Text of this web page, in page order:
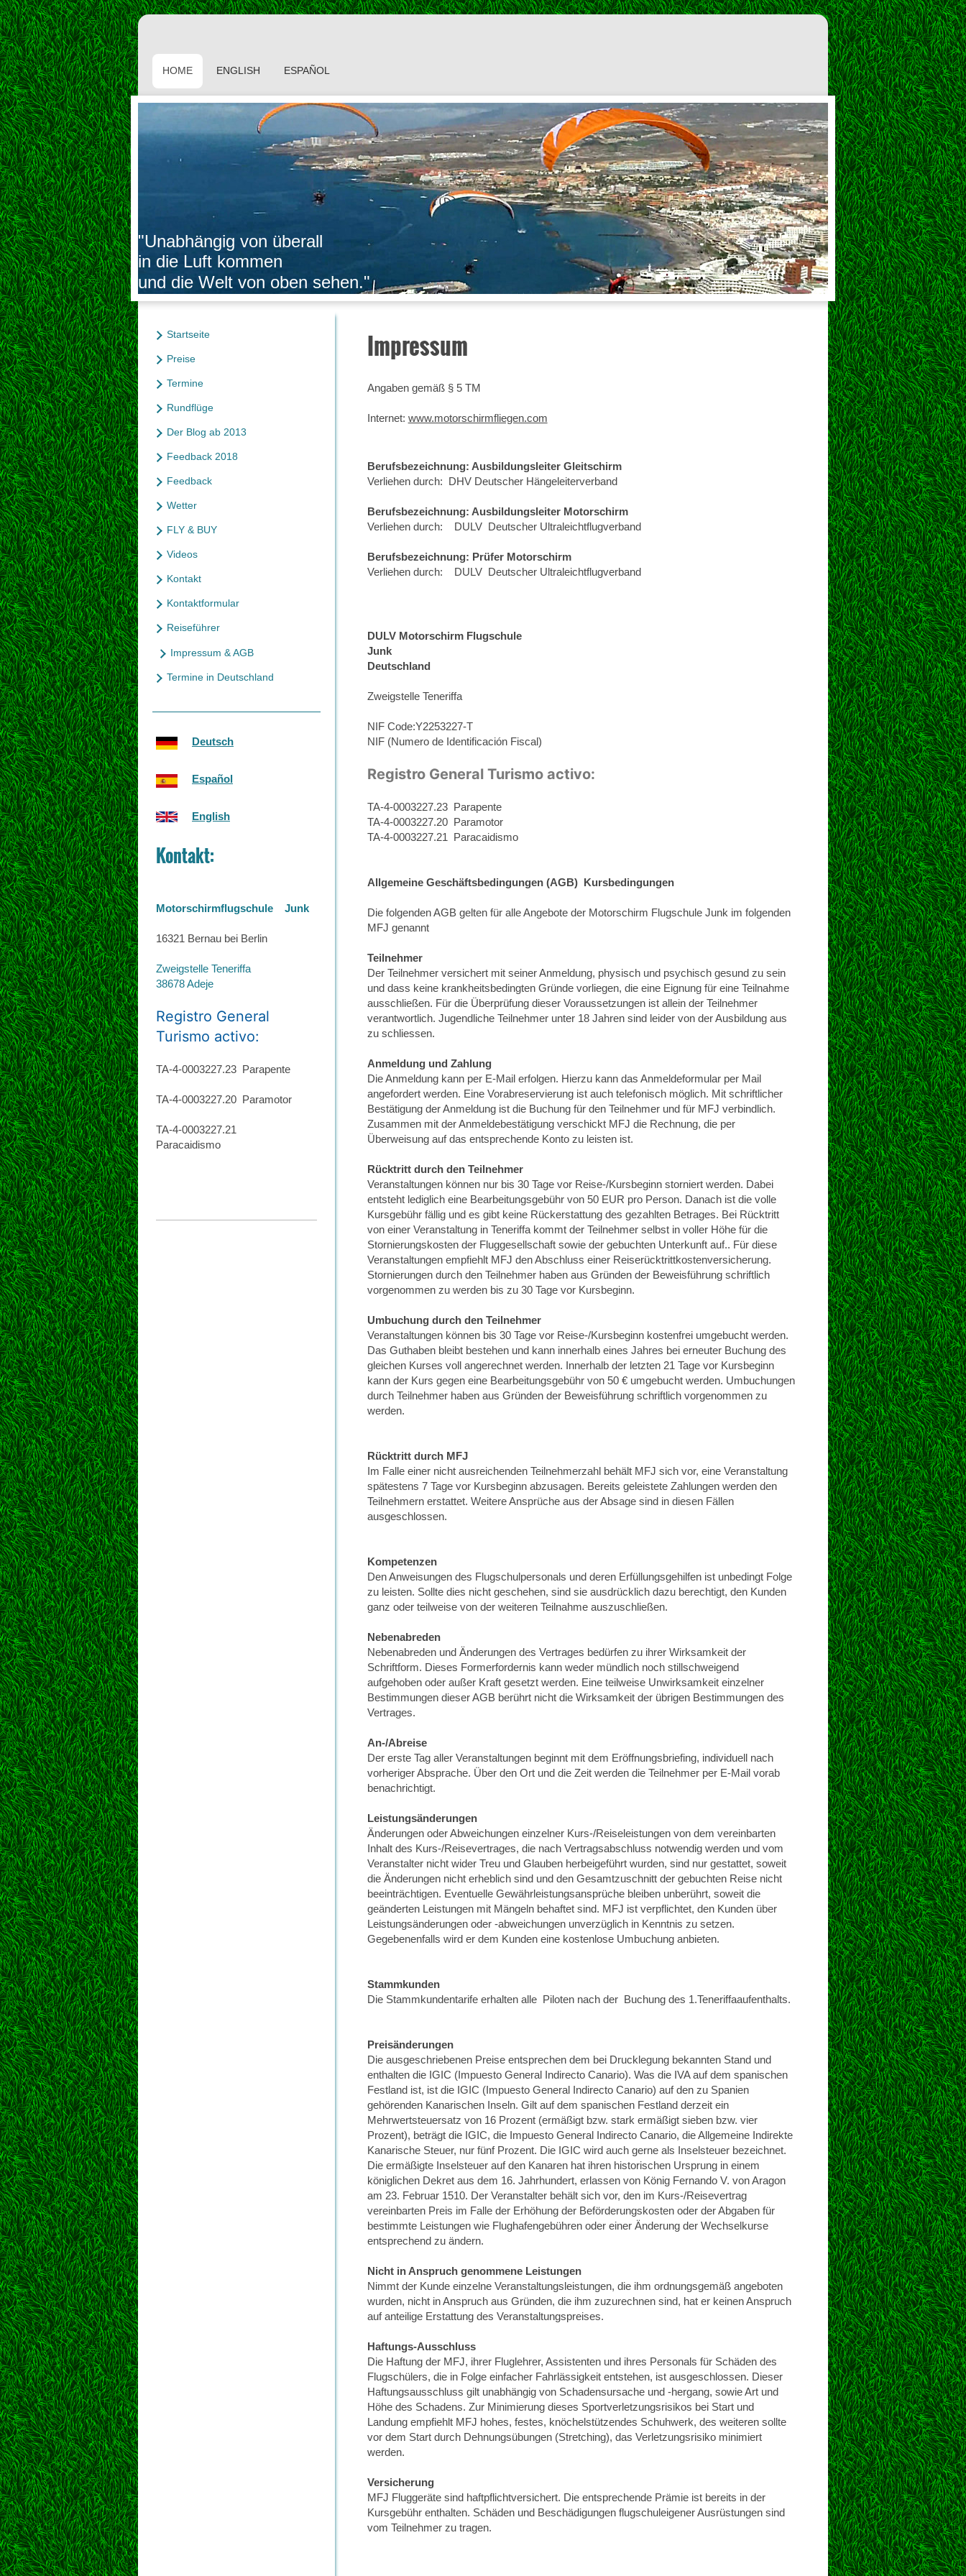
HOME ENGLISH ESPAÑOL
"Unabhängig von überall
in die Luft kommen
und die Welt von oben sehen."
Impressum
Angaben gemäß § 5 TM
Internet: www.motorschirmfliegen.com
Berufsbezeichnung: Ausbildungsleiter Gleitschirm
Verliehen durch: DHV Deutscher Hängeleiterverband
Berufsbezeichnung: Ausbildungsleiter Motorschirm
Verliehen durch: DULV Deutscher Ultraleichtflugverband
Berufsbezeichnung: Prüfer Motorschirm
Verliehen durch: DULV Deutscher Ultraleichtflugverband
DULV Motorschirm Flugschule
Junk
Deutschland
Zweigstelle Teneriffa
NIF Code:Y2253227-T
NIF (Numero de Identificación Fiscal)
Registro General Turismo activo:
TA-4-0003227.23 Parapente
TA-4-0003227.20 Paramotor
TA-4-0003227.21 Paracaidismo
Allgemeine Geschäftsbedingungen (AGB) Kursbedingungen
Die folgenden AGB gelten für alle Angebote der Motorschirm Flugschule Junk im folgenden
MFJ genannt
Teilnehmer
Der Teilnehmer versichert mit seiner Anmeldung, physisch und psychisch gesund zu sein
und dass keine krankheitsbedingten Gründe vorliegen, die eine Eignung für eine Teilnahme
ausschließen. Für die Überprüfung dieser Voraussetzungen ist allein der Teilnehmer
verantwortlich. Jugendliche Teilnehmer unter 18 Jahren sind leider von der Ausbildung aus
zu schliessen.
Anmeldung und Zahlung
Die Anmeldung kann per E-Mail erfolgen. Hierzu kann das Anmeldeformular per Mail
angefordert werden. Eine Vorabreservierung ist auch telefonisch möglich. Mit schriftlicher
Bestätigung der Anmeldung ist die Buchung für den Teilnehmer und für MFJ verbindlich.
Zusammen mit der Anmeldebestätigung verschickt MFJ die Rechnung, die per
Überweisung auf das entsprechende Konto zu leisten ist.
Rücktritt durch den Teilnehmer
Veranstaltungen können nur bis 30 Tage vor Reise-/Kursbeginn storniert werden. Dabei
entsteht lediglich eine Bearbeitungsgebühr von 50 EUR pro Person. Danach ist die volle
Kursgebühr fällig und es gibt keine Rückerstattung des gezahlten Betrages. Bei Rücktritt
von einer Veranstaltung in Teneriffa kommt der Teilnehmer selbst in voller Höhe für die
Stornierungskosten der Fluggesellschaft sowie der gebuchten Unterkunft auf.. Für diese
Veranstaltungen empfiehlt MFJ den Abschluss einer Reiserücktrittkostenversicherung.
Stornierungen durch den Teilnehmer haben aus Gründen der Beweisführung schriftlich
vorgenommen zu werden bis zu 30 Tage vor Kursbeginn.
Umbuchung durch den Teilnehmer
Veranstaltungen können bis 30 Tage vor Reise-/Kursbeginn kostenfrei umgebucht werden.
Das Guthaben bleibt bestehen und kann innerhalb eines Jahres bei erneuter Buchung des
gleichen Kurses voll angerechnet werden. Innerhalb der letzten 21 Tage vor Kursbeginn
kann der Kurs gegen eine Bearbeitungsgebühr von 50 € umgebucht werden. Umbuchungen
durch Teilnehmer haben aus Gründen der Beweisführung schriftlich vorgenommen zu
werden.
Rücktritt durch MFJ
Im Falle einer nicht ausreichenden Teilnehmerzahl behält MFJ sich vor, eine Veranstaltung
spätestens 7 Tage vor Kursbeginn abzusagen. Bereits geleistete Zahlungen werden den
Teilnehmern erstattet. Weitere Ansprüche aus der Absage sind in diesen Fällen
ausgeschlossen.
Kompetenzen
Den Anweisungen des Flugschulpersonals und deren Erfüllungsgehilfen ist unbedingt Folge
zu leisten. Sollte dies nicht geschehen, sind sie ausdrücklich dazu berechtigt, den Kunden
ganz oder teilweise von der weiteren Teilnahme auszuschließen.
Nebenabreden
Nebenabreden und Änderungen des Vertrages bedürfen zu ihrer Wirksamkeit der
Schriftform. Dieses Formerfordernis kann weder mündlich noch stillschweigend
aufgehoben oder außer Kraft gesetzt werden. Eine teilweise Unwirksamkeit einzelner
Bestimmungen dieser AGB berührt nicht die Wirksamkeit der übrigen Bestimmungen des
Vertrages.
An-/Abreise
Der erste Tag aller Veranstaltungen beginnt mit dem Eröffnungsbriefing, individuell nach
vorheriger Absprache. Über den Ort und die Zeit werden die Teilnehmer per E-Mail vorab
benachrichtigt.
Leistungsänderungen
Änderungen oder Abweichungen einzelner Kurs-/Reiseleistungen von dem vereinbarten
Inhalt des Kurs-/Reisevertrages, die nach Vertragsabschluss notwendig werden und vom
Veranstalter nicht wider Treu und Glauben herbeigeführt wurden, sind nur gestattet, soweit
die Änderungen nicht erheblich sind und den Gesamtzuschnitt der gebuchten Reise nicht
beeinträchtigen. Eventuelle Gewährleistungsansprüche bleiben unberührt, soweit die
geänderten Leistungen mit Mängeln behaftet sind. MFJ ist verpflichtet, den Kunden über
Leistungsänderungen oder -abweichungen unverzüglich in Kenntnis zu setzen.
Gegebenenfalls wird er dem Kunden eine kostenlose Umbuchung anbieten.
Stammkunden
Die Stammkundentarife erhalten alle Piloten nach der Buchung des 1.Teneriffaaufenthalts.
Preisänderungen
Die ausgeschriebenen Preise entsprechen dem bei Drucklegung bekannten Stand und
enthalten die IGIC (Impuesto General Indirecto Canario). Was die IVA auf dem spanischen
Festland ist, ist die IGIC (Impuesto General Indirecto Canario) auf den zu Spanien
gehörenden Kanarischen Inseln. Gilt auf dem spanischen Festland derzeit ein
Mehrwertsteuersatz von 16 Prozent (ermäßigt bzw. stark ermäßigt sieben bzw. vier
Prozent), beträgt die IGIC, die Impuesto General Indirecto Canario, die Allgemeine Indirekte
Kanarische Steuer, nur fünf Prozent. Die IGIC wird auch gerne als Inselsteuer bezeichnet.
Die ermäßigte Inselsteuer auf den Kanaren hat ihren historischen Ursprung in einem
königlichen Dekret aus dem 16. Jahrhundert, erlassen von König Fernando V. von Aragon
am 23. Februar 1510. Der Veranstalter behält sich vor, den im Kurs-/Reisevertrag
vereinbarten Preis im Falle der Erhöhung der Beförderungskosten oder der Abgaben für
bestimmte Leistungen wie Flughafengebühren oder einer Änderung der Wechselkurse
entsprechend zu ändern.
Nicht in Anspruch genommene Leistungen
Nimmt der Kunde einzelne Veranstaltungsleistungen, die ihm ordnungsgemäß angeboten
wurden, nicht in Anspruch aus Gründen, die ihm zuzurechnen sind, hat er keinen Anspruch
auf anteilige Erstattung des Veranstaltungspreises.
Haftungs-Ausschluss
Die Haftung der MFJ, ihrer Fluglehrer, Assistenten und ihres Personals für Schäden des
Flugschülers, die in Folge einfacher Fahrlässigkeit entstehen, ist ausgeschlossen. Dieser
Haftungsausschluss gilt unabhängig von Schadensursache und -hergang, sowie Art und
Höhe des Schadens. Zur Minimierung dieses Sportverletzungsrisikos bei Start und
Landung empfiehlt MFJ hohes, festes, knöchelstützendes Schuhwerk, des weiteren sollte
vor dem Start durch Dehnungsübungen (Stretching), das Verletzungsrisiko minimiert
werden.
Versicherung
MFJ Fluggeräte sind haftpflichtversichert. Die entsprechende Prämie ist bereits in der
Kursgebühr enthalten. Schäden und Beschädigungen flugschuleigener Ausrüstungen sind
vom Teilnehmer zu tragen.
Startseite
Preise
Termine
Rundflüge
Der Blog ab 2013
Feedback 2018
Feedback
Wetter
FLY & BUY
Videos
Kontakt
Kontaktformular
Reiseführer
Impressum & AGB
Termine in Deutschland
Deutsch
Español
English
Kontakt:
Motorschirmflugschule Junk
16321 Bernau bei Berlin
Zweigstelle Teneriffa
38678 Adeje
Registro General
Turismo activo:
TA-4-0003227.23 Parapente
TA-4-0003227.20 Paramotor
TA-4-0003227.21
Paracaidismo